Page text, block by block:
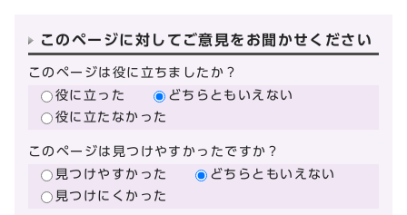
このページに対してご意見をお聞かせください
このページは役に立ちましたか？
役に立った
どちらともいえない
役に立たなかった
このページは見つけやすかったですか？
見つけやすかった
どちらともいえない
見つけにくかった